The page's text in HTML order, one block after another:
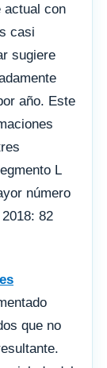
actual con
casi
sugiere
año. Este
L
número
82
que no